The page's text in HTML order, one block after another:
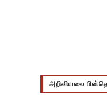
அறிவியலை